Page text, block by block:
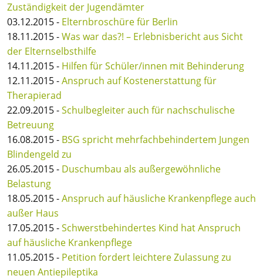
Zuständigkeit der Jugendämter
03.12.2015 - Elternbroschüre für Berlin
18.11.2015 -Was war das?! – Erlebnisbericht aus Sicht
der Elternselbsthilfe
14.11.2015 - Hilfen für Schüler/innen mit Behinderung
12.11.2015 -Anspruch auf Kostenerstattung für
Therapierad
22.09.2015 -Schulbegleiter auch für nachschulische
Betreuung
16.08.2015 - BSG spricht mehrfachbehindertem Jungen
Blindengeld zu
26.05.2015 - Duschumbau als außergewöhnliche
Belastung
18.05.2015 -Anspruch auf häusliche Krankenpflege auch
außer Haus
17.05.2015 -Schwerstbehindertes Kind hat Anspruch
auf häusliche Krankenpflege
11.05.2015 - Petition fordert leichtere Zulassung zu
neuen Antiepileptika